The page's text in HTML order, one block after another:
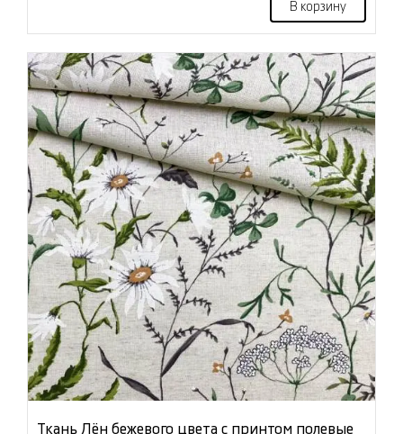
В корзину
Ткань Лён бежевого цвета с принтом полевые